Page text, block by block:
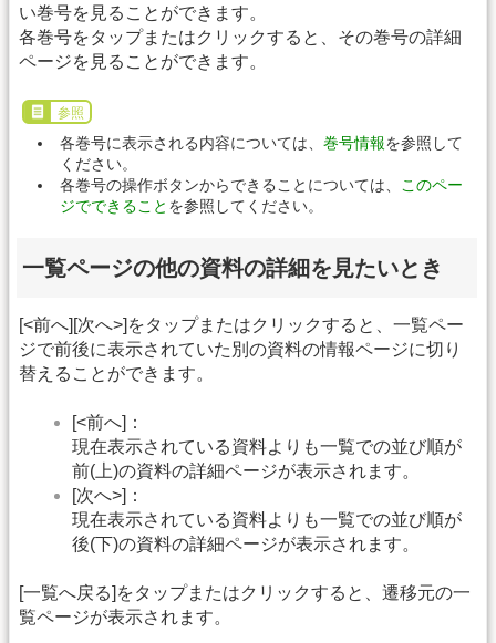
い巻号を見ることができます。
各巻号をタップまたはクリックすると、その巻号の詳細
ページを見ることができます。
参照
各巻号に表示される内容については、 巻号情報を参照して
ください。
各巻号の操作ボタンからできることについては、
このペー
ジでできること を参照してください。
一覧ページの他の資料の詳細を見たいとき
[<前へ][次へ>]をタップまたはクリックすると、一覧ペー
ジで前後に表示されていた別の資料の情報ページに切り
替えることができます。
[<前へ]：
現在表示されている資料よりも一覧での並び順が
前(上)の資料の詳細ページが表示されます。
[次へ>]：
現在表示されている資料よりも一覧での並び順が
後(下)の資料の詳細ページが表示されます。
[一覧へ戻る]をタップまたはクリックすると、遷移元の一
覧ページが表示されます。